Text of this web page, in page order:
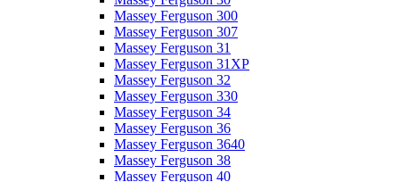
Massey Ferguson 300
Massey Ferguson 307
Massey Ferguson 31
Massey Ferguson 31XP
Massey Ferguson 32
Massey Ferguson 330
Massey Ferguson 34
Massey Ferguson 36
Massey Ferguson 3640
Massey Ferguson 38
Massey Ferguson 40